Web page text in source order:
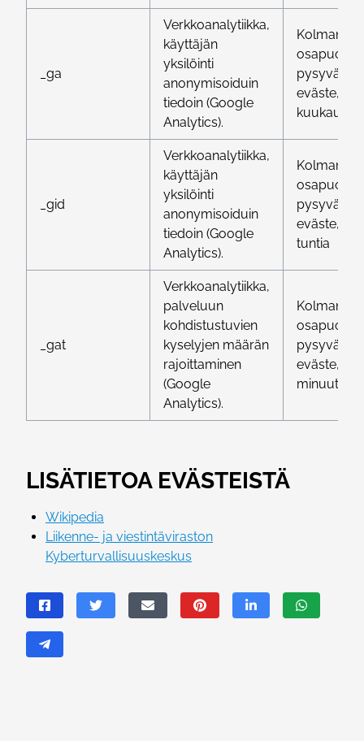
_ga
Verkkoanalytiikka,
käyttäjän
yksilöinti
anonymisoiduin
tiedoin (Google
Analytics).
Kolmannen
osapuolen
pysyvä
eväste, 24
kuukautta
_gid
Verkkoanalytiikka,
käyttäjän
yksilöinti
anonymisoiduin
tiedoin (Google
Analytics).
Kolmannen
osapuolen
pysyvä
eväste, 24
tuntia
_gat
Verkkoanalytiikka,
palveluun
kohdistustuvien
kyselyjen määrän
rajoittaminen
(Google
Analytics).
Kolmannen
osapuolen
pysyvä
eväste, 1
minuutti
LISÄTIETOA EVÄSTEISTÄ
Wikipedia
Liikenne- ja viestintäviraston
Kyberturvallisuuskeskus
JAA SIVU
Jaa Facebookissa
Jaa TwitterissäJaa sähköpostitse
Jaa PinterestissäJaa LinkedInissä
Jaa
Jaa Telegramissa